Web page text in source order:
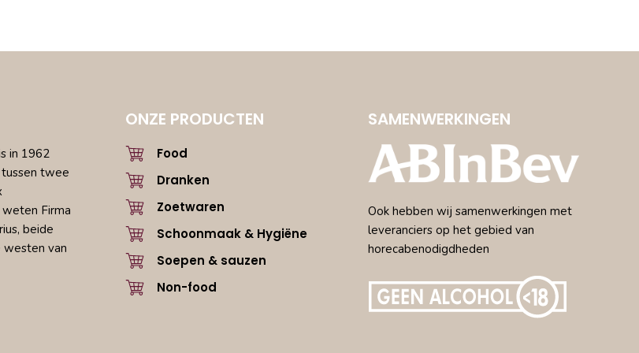
in 1962
twee
Firma
beide
van
ONZE PRODUCTEN
Food
Dranken
Zoetwaren
Schoonmaak & Hygiëne
Soepen & sauzen
Non-food
SAMENWERKINGEN
Ook hebben wij samenwerkingen met
leveranciers op het gebied van
horecabenodigdheden